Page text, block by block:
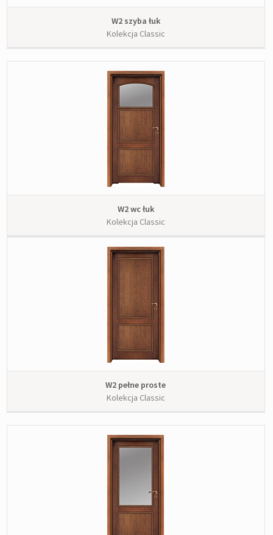
W2 szyba łuk
Kolekcja Classic
W2 wc łuk
Kolekcja Classic
W2 pełne proste
Kolekcja Classic